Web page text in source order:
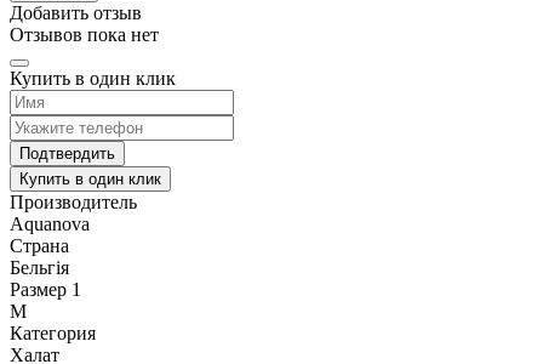
Добавить отзыв
Отзывов пока нет
Купить в один клик
Подтвердить
Купить в один клик
Производитель
Aquanova
Страна
Бельгія
Размер 1
M
Категория
Халат